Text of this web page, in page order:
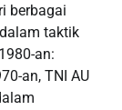
berbagai
taktik
an:
an, TNI AU